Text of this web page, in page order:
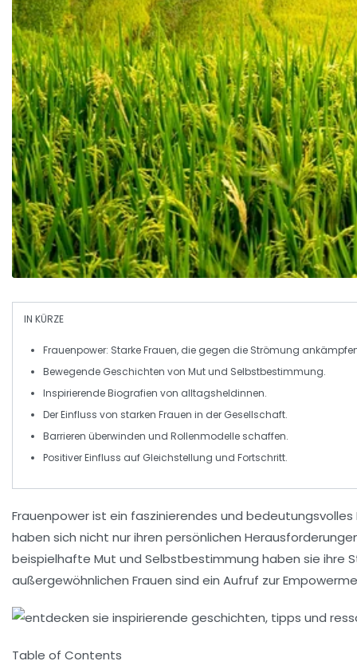
IN KÜRZE
Frauenpower: Starke Frauen, die gegen die Strömung
Bewegende Geschichten von Mutund Selbstbestimmung.
Inspirierende Biografien von alltagsheldinnen.
Der Einfluss von starken Frauen in der Gesellschaft.
Barrieren überwinden und Rollenmodelle schaffen.
PositiverEinfluss auf Gleichstellung und Fortschritt.
Frauenpowerist ein faszinierendes und
haben sich nicht nur ihren persönlichen
beispielhafte Mut und Selbstbestimmung haben sie ihre
außergewöhnlichen Frauen sind ein Aufruf zur
Table of Contents